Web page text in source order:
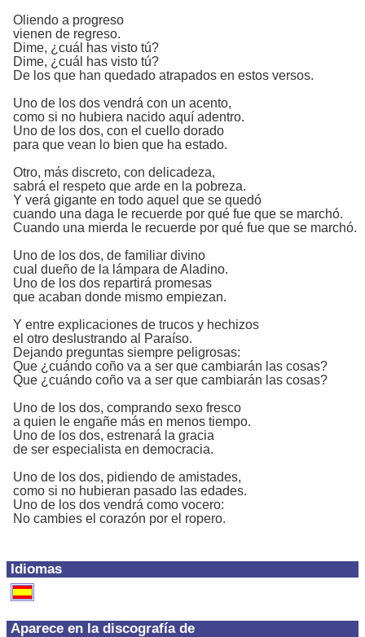
Idiomas
Aparece en la discografía de
Oliendo a progreso
vienen de regreso.
Dime, ¿cuál has visto tú?
Dime, ¿cuál has visto tú?
De los que han quedado atrapados en estos versos.
Uno de los dos vendrá con un acento,
como si no hubiera nacido aquí adentro.
Uno de los dos, con el cuello dorado
para que vean lo bien que ha estado.
Otro, más discreto, con delicadeza,
sabrá el respeto que arde en la pobreza.
Y verá gigante en todo aquel que se quedó
cuando una daga le recuerde por qué fue que se marchó.
Cuando una mierda le recuerde por qué fue que se marchó.
Uno de los dos, de familiar divino
cual dueño de la lámpara de Aladino.
Uno de los dos repartirá promesas
que acaban donde mismo empiezan.
Y entre explicaciones de trucos y hechizos
el otro deslustrando al Paraíso.
Dejando preguntas siempre peligrosas:
Que ¿cuándo coño va a ser que cambiarán las cosas?
Que ¿cuándo coño va a ser que cambiarán las cosas?
Uno de los dos, comprando sexo fresco
a quien le engañe más en menos tiempo.
Uno de los dos, estrenará la gracia
de ser especialista en democracia.
Uno de los dos, pidiendo de amistades,
como si no hubieran pasado las edades.
Uno de los dos vendrá como vocero:
No cambies el corazón por el ropero.